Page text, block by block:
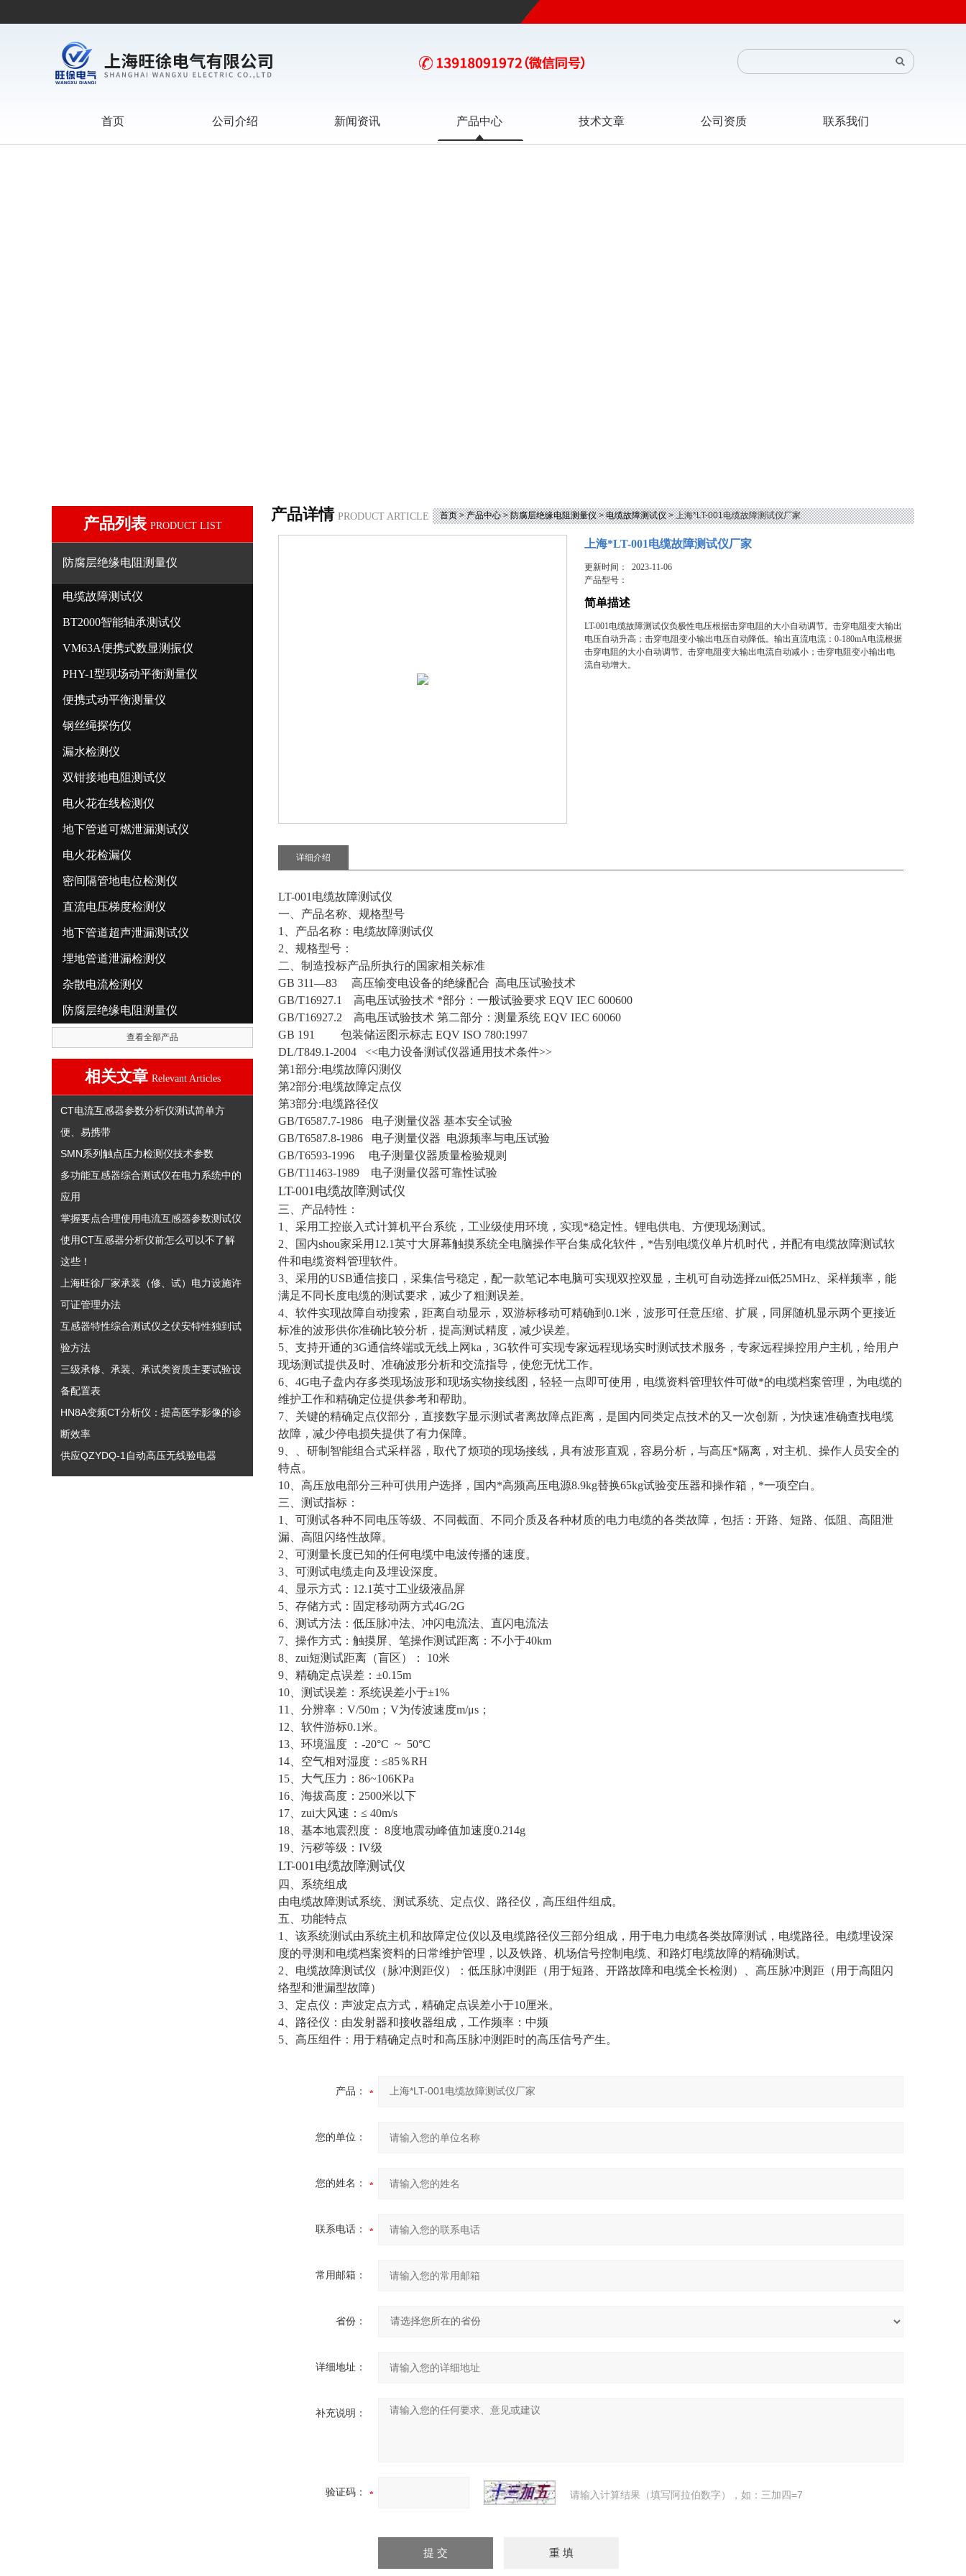
首页 公司介绍 新闻资讯 产品中心 技术文章 公司资质 联系我们
产品列表 PRODUCT LIST
防腐层绝缘电阻测量仪
电缆故障测试仪
BT2000智能轴承测试仪
VM63A便携式数显测振仪
PHY-1型现场动平衡测量仪
便携式动平衡测量仪
钢丝绳探伤仪
漏水检测仪
双钳接地电阻测试仪
电火花在线检测仪
地下管道可燃泄漏测试仪
电火花检漏仪
密间隔管地电位检测仪
直流电压梯度检测仪
地下管道超声泄漏测试仪
埋地管道泄漏检测仪
杂散电流检测仪
防腐层绝缘电阻测量仪
查看全部产品
相关文章 Relevant Articles
CT电流互感器参数分析仪测试简单方
便、易携带
SMN系列触点压力检测仪技术参数
多功能互感器综合测试仪在电力系统中的
应用
掌握要点合理使用电流互感器参数测试仪
使用CT互感器分析仪前怎么可以不了解
这些！
上海旺徐厂家承装（修、试）电力设施许
可证管理办法
互感器特性综合测试仪之伏安特性独到试
验方法
三级承修、承装、承试类资质主要试验设
备配置表
HN8A变频CT分析仪：提高医学影像的诊
断效率
供应QZYDQ-1自动高压无线验电器
产品详情 PRODUCT ARTICLE 首页>产品中心>防腐层绝缘电阻测量仪>电缆故障测试仪> 上海*LT-001电缆故障测试仪厂家
上海*LT-001电缆故障测试仪厂家
更新时间： 2023-11-06
产品型号：
简单描述
LT-001电缆故障测试仪负极性电压根据击穿电阻的大小自动调节。击穿电阻变大输出
电压自动升高；击穿电阻变小输出电压自动降低。输出直流电流：0-180mA电流根据
击穿电阻的大小自动调节。击穿电阻变大输出电流自动减小；击穿电阻变小输出电
流自动增大。
详细介绍
LT-001电缆故障测试仪
一、产品名称、规格型号
1、产品名称： 电缆故障测试仪
2、规格型号：
二、 制造投标产品所执行的国家相关标准
GB 311—83 高压输变电设备的绝缘配合 高电压试验技术
GB/T16927.1 高电压试验技术 *部分：一般试验要求 EQV IEC 600600
GB/T16927.2 高电压试验技术 第二部分：测量系统 EQV IEC 60060
GB 191 包装储运图示标志 EQV ISO 780:1997
DL/T849.1-2004 <<电力设备测试仪器通用技术条件>>
第1部分:电缆故障闪测仪
第2部分:电缆故障定点仪
第3部分:电缆路径仪
GB/T6587.7-1986 电子测量仪器 基本安全试验
GB/T6587.8-1986 电子测量仪器 电源频率与电压试验
GB/T6593-1996 电子测量仪器质量检验规则
GB/T11463-1989 电子测量仪器可靠性试验
LT-001电缆故障测试仪
三、 产品特性：
1、采用工控嵌入式计算机平台系统，工业级使用环境，实现*稳定性。锂电供电、方便现场测试。
2、国内shou家采用12.1英寸大屏幕触摸系统全电脑操作平台集成化软件，*告别电缆仪单片机时代，并配有电缆故障测试软
件和电缆资料管理软件。
3、采用的USB通信接口，采集信号稳定，配一款笔记本电脑可实现双控双显，主机可自动选择zui低25MHz、采样频率，能
满足不同长度电缆的测试要求，减少了粗测误差。
4、软件实现故障自动搜索，距离自动显示，双游标移动可精确到0.1米，波形可任意压缩、扩展，同屏随机显示两个更接近
标准的波形供你准确比较分析，提高测试精度，减少误差。
5、支持开通的3G通信终端或无线上网ka，3G软件可实现专家远程现场实时测试技术服务，专家远程操控用户主机，给用户
现场测试提供及时、准确波形分析和交流指导，使您无忧工作。
6、4G电子盘内存多类现场波形和现场实物接线图，轻轻一点即可使用，电缆资料管理软件可做*的电缆档案管理，为电缆的
维护工作和精确定位提供参考和帮助。
7、关键的精确定点仪部分，直接数字显示测试者离故障点距离，是国内同类定点技术的又一次创新，为快速准确查找电缆
故障，减少停电损失提供了有力保障。
9、、研制智能组合式采样器，取代了烦琐的现场接线，具有波形直观，容易分析，与高压*隔离，对主机、操作人员安全的
特点。
10、高压放电部分三种可供用户选择，国内*高频高压电源8.9kg替换65kg试验变压器和操作箱，*一项空白。
三、测试指标：
1、可测试各种不同电压等级、不同截面、不同介质及各种材质的电力电缆的各类故障，包括：开路、短路、低阻、高阻泄
漏、高阻闪络性故障。
2、可测量长度已知的任何电缆中电波传播的速度。
3、可测试电缆走向及埋设深度。
4、显示方式：12.1英寸工业级液晶屏
5、存储方式：固定移动两方式4G/2G
6、测试方法：低压脉冲法、冲闪电流法、直闪电流法
7、操作方式：触摸屏、笔操作测试距离：不小于40km
8、zui短测试距离（盲区）： 10米
9、精确定点误差：±0.15m
10、测试误差：系统误差小于±1%
11、分辨率：V/50m；V为传波速度m/μs；
12、软件游标0.1米。
13、环境温度 ：-20°C ~ 50°C
14、空气相对湿度：≤85％RH
15、大气压力：86~106KPa
16、海拔高度：2500米以下
17、zui大风速：≤ 40m/s
18、基本地震烈度： 8度地震动峰值加速度0.214g
19、污秽等级：IV级
LT-001电缆故障测试仪
四、系统组成
由电缆故障测试系统、测试系统、定点仪、路径仪，高压组件组成。
五、功能特点
1、该系统测试由系统主机和故障定位仪以及电缆路径仪三部分组成，用于电力电缆各类故障测试，电缆路径。电缆埋设深
度的寻测和电缆档案资料的日常维护管理，以及铁路、机场信号控制电缆、和路灯电缆故障的精确测试。
2、电缆故障测试仪（脉冲测距仪）：低压脉冲测距（用于短路、开路故障和电缆全长检测）、高压脉冲测距（用于高阻闪
络型和泄漏型故障）
3、定点仪：声波定点方式，精确定点误差小于10厘米。
4、路径仪：由发射器和接收器组成，工作频率：中频
5、高压组件：用于精确定点时和高压脉冲测距时的高压信号产生。
产品：
您的单位：
您的姓名：
联系电话：
常用邮箱：
省份：
详细地址：
补充说明：
验证码： 请输入计算结果（填写阿拉伯数字），如：三加四=7